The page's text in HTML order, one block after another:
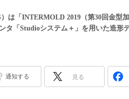
TECHNO-
EdgeTech+
日本ものづくりワ
組み込
組み込
は「INTERMOLD 2019（第30回金型
タ「Studioシステム＋」を用いた造形
通知する 見る